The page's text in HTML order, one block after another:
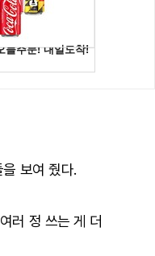
보여 줬다.
러 정 쓰는 게 더